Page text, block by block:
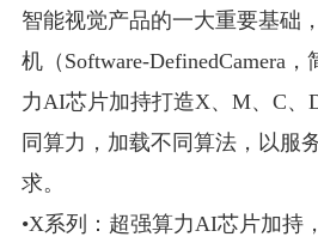
智能视觉产品的一大重要基础
机（Software-DefinedCamera
力AI芯片加持打造X、M、C、
同算力，加载不同算法，以服
求。
•X系列：超强算力AI芯片加持